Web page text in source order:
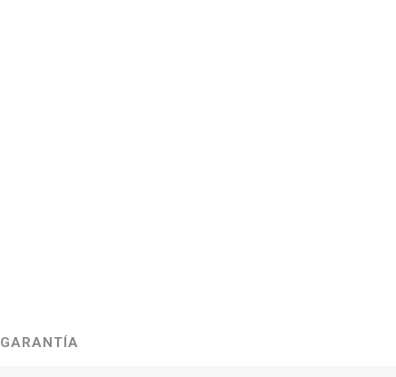
GARANTÍA